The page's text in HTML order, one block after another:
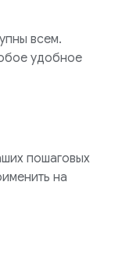
всем.
удобное
пошаговых
на